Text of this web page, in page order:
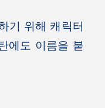
기 위해 캐릭터
에도 이름을 붙